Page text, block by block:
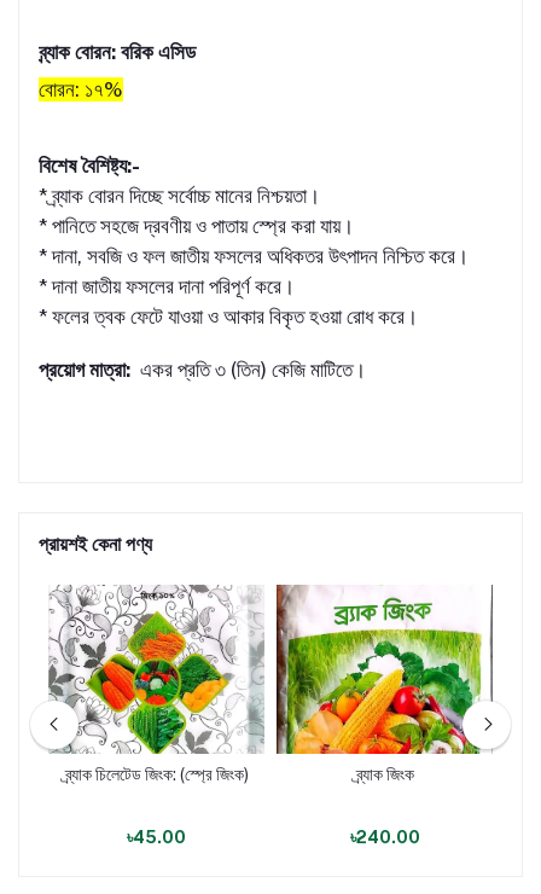
ব্র্যাক বোরন: বরিক এসিড
বোরন: ১৭%
বিশেষ বৈশিষ্ট্য:-
* ব্র্যাক বোরন দিচ্ছে সর্বোচ্চ মানের নিশ্চয়তা।
* পানিতে সহজে দ্রবণীয় ও পাতায় স্প্রে করা যায়।
* দানা, সবজি ও ফল জাতীয় ফসলের অধিকতর উৎপাদন নিশ্চিত করে।
* দানা জাতীয় ফসলের দানা পরিপূর্ণ করে।
* ফলের ত্বক ফেটে যাওয়া ও আকার বিকৃত হওয়া রোধ করে।
প্রয়োগ মাত্রা: একর প্রতি ৩ (তিন) কেজি মাটিতে।
প্রায়শই কেনা পণ্য
ব্র্যাক চিলেটেড জিংক: (স্প্রে জিংক)
৳45.00
ব্র্যাক জিংক
৳240.00